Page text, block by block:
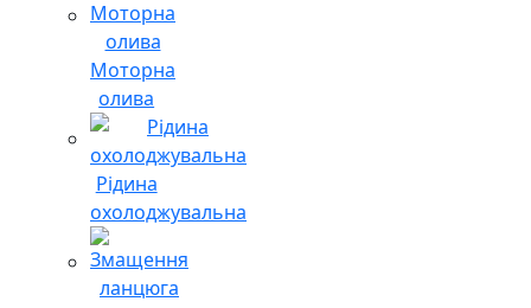
Моторна
олива
Рідина
охолоджувальна